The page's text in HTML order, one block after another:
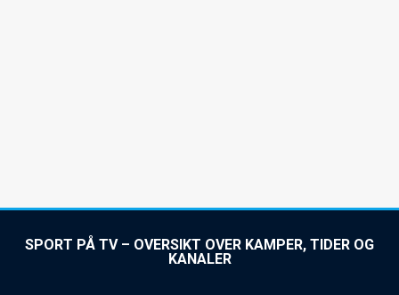
SPORT PÅ TV – OVERSIKT OVER KAMPER, TIDER OG
KANALER